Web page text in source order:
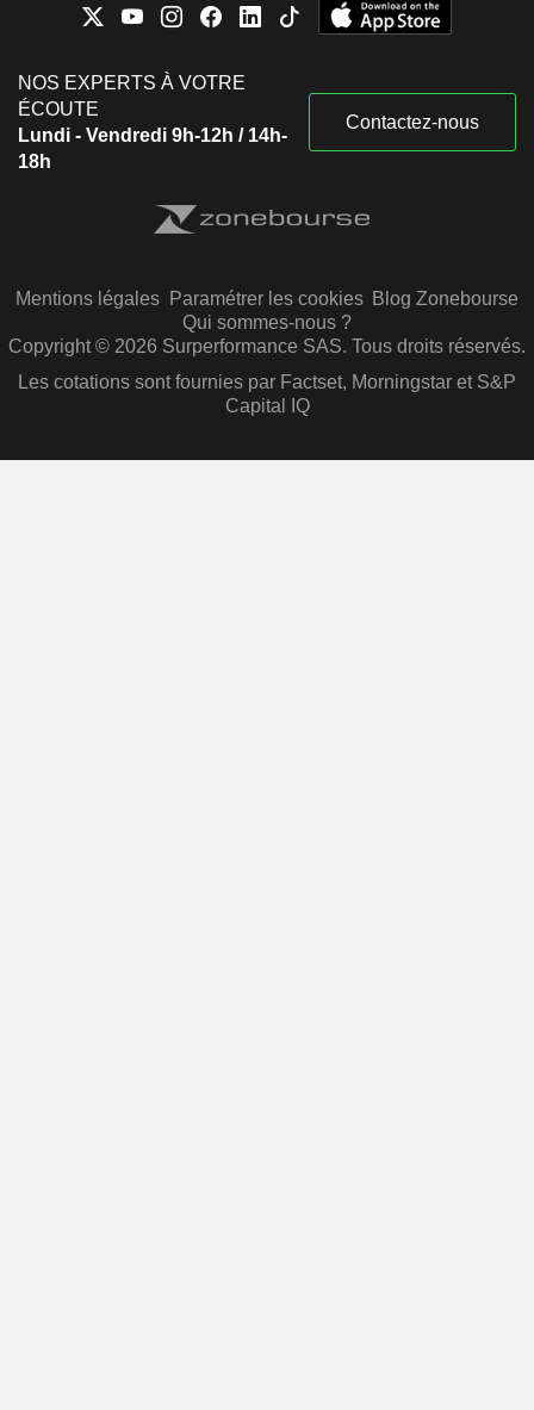
NOS EXPERTS À VOTRE
ÉCOUTE
Lundi - Vendredi 9h-12h / 14h-
18h
Contactez-nous
Mentions légales Paramétrer les cookies Blog Zonebourse
Qui sommes-nous ?
Copyright © 2026 Surperformance SAS. Tous droits réservés.
Les cotations sont fournies par Factset, Morningstar et S&P
Capital IQ